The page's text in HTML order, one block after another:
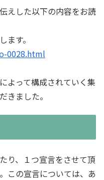
えした以下の内容をお読
ます。
0028.html
よって構成されていく集
きました。
り、１つ宣言をさせて頂
この宣言については、あ